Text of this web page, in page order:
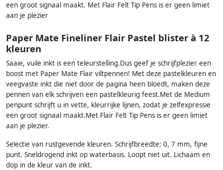
een groot signaal maakt. Met Flair Felt Tip Pens is er geen limiet
aan je plezier
Paper Mate Fineliner Flair Pastel blister à 12
kleuren
Saaie, vuile inkt is een teleurstelling.Dus geef je schrijfplezier een
boost met Paper Mate Flair viltpennen! Met deze pastelkleuren en
veegvaste inkt die niet door de pagina heen bloedt, maken deze
pennen van elk schrijven een pastelkleurig feest.Met de Medium
penpunt schrijft u in vette, kleurrijke lijnen, zodat je zelfexpressie
een groot signaal maakt.Met Flair Felt Tip Pens is er geen limiet
aan je plezier.
Selectie van rustgevende kleuren. Schrijfbreedte: 0, 7 mm, fijne
punt. Sneldrogend inkt op waterbasis. Loopt niet uit. Lichaam en
dop in de kleur van de inkt.